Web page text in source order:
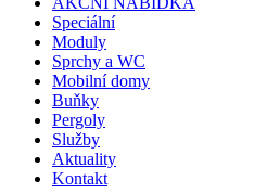
Speciální
Moduly
Sprchy a WC
Mobilní domy
Buňky
Pergoly
Služby
Aktuality
Kontakt